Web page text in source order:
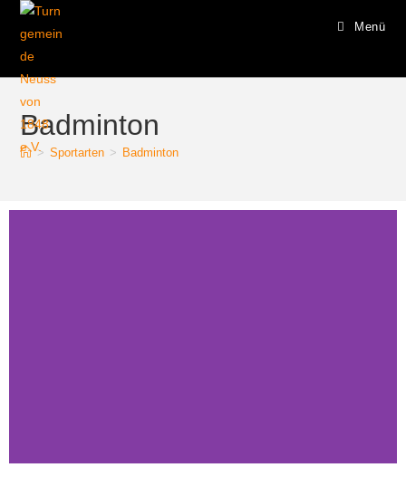
Menü
Badminton
> Sportarten > Badminton